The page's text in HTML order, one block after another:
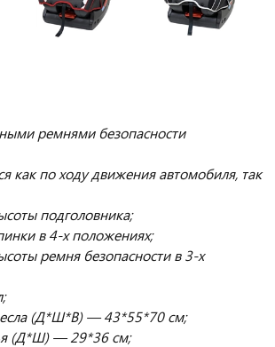
ремнями безопасности
как по ходу движения автомобиля, так
подголовника;
в 4-х положениях;
ремня безопасности в 3-х
(Д*Ш*В) — 43*55*70 см;
(Д*Ш) — 29*36 см;